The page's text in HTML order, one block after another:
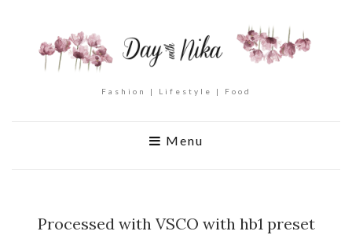
Fashion | Lifestyle | Food
Menu
Processed with VSCO with hb1 preset